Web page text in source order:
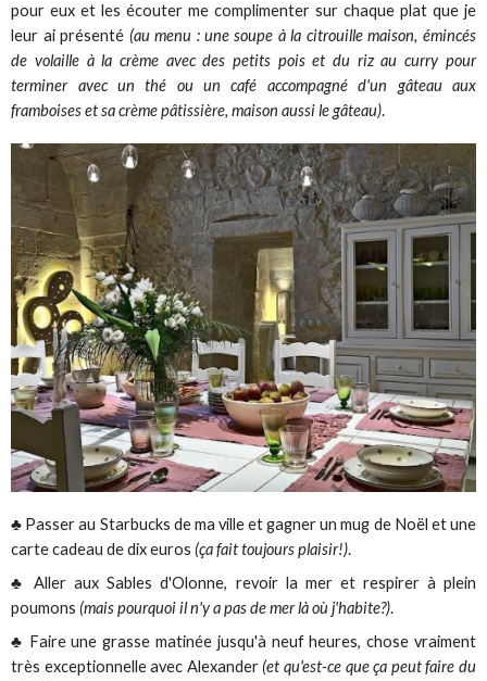
pour eux et les écouter me complimenter sur chaque plat que je
leur ai présenté (au menu : une soupe à la citrouille maison, émincés
de volaille à la crème avec des petits pois et du riz au curry pour
terminer avec un thé ou un café accompagné d'un gâteau aux
framboises et sa crème pâtissière, maison aussi le gâteau).
♣ Passer au Starbucks de ma ville et gagner un mug de Noël et une
carte cadeau de dix euros (ça fait toujours plaisir!).
♣ Aller aux Sables d'Olonne, revoir la mer et respirer à plein
poumons (mais pourquoi il n'y a pas de mer là où j'habite?).
♣ Faire une grasse matinée jusqu'à neuf heures, chose vraiment
très exceptionnelle avec Alexander (et qu'est-ce que ça peut faire du